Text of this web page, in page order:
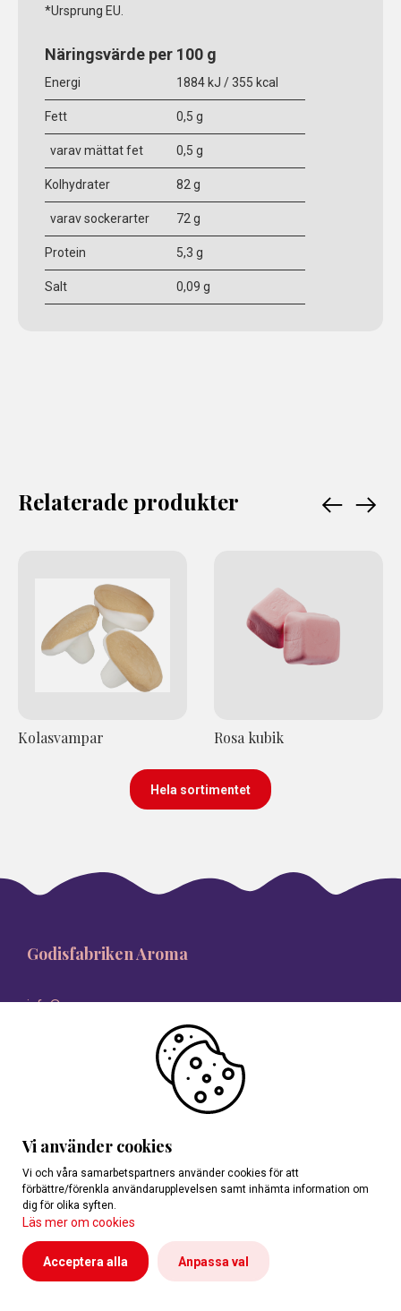
*Ursprung EU.
Näringsvärde per 100 g
Energi 1884 kJ / 355 kcal
Fett 0,5 g
varav mättat fet 0,5 g
Kolhydrater 82 g
varav sockerarter 72 g
Protein 5,3 g
Salt 0,09 g
Relaterade produkter
Kolasvampar Rosa kubik
Hela sortimentet
Godisfabriken Aroma
info@aroma.se
Vi använder cookies
Vi och våra samarbetspartners använder cookies för att
förbättre/förenkla användarupplevelsen samt inhämta information om
dig för olika syften.
Läs mer om cookies
Acceptera alla Anpassa val